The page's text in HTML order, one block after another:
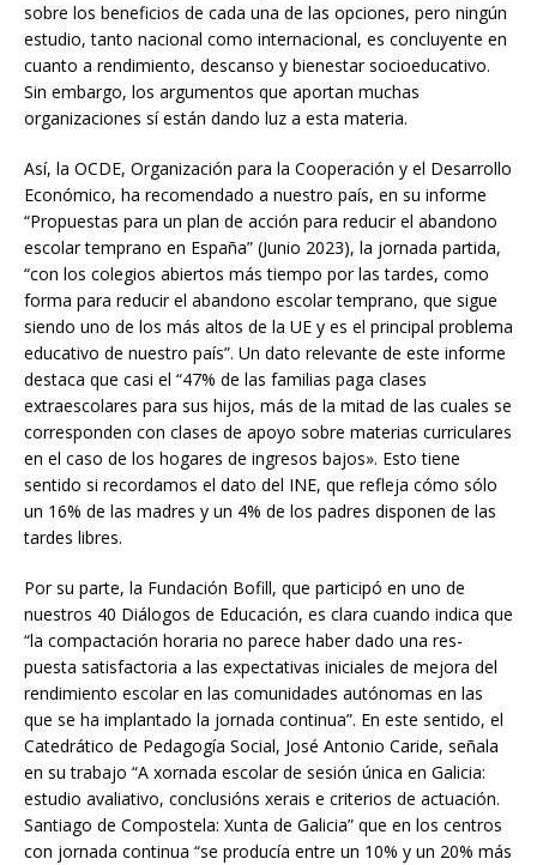
sobre los beneficios de cada una de las opciones, pero ningún
estudio, tanto nacional como internacional, es concluyente en
cuanto a rendimiento, descanso y bienestar socioeducativo.
Sin embargo, los argumentos que aportan muchas
organizaciones sí están dando luz a esta materia.
Así, la OCDE, Organización para la Cooperación y el Desarrollo
Económico, ha recomendado a nuestro país, en su informe
“Propuestas para un plan de acción para reducir el abandono
escolar temprano en España” (Junio 2023), la jornada partida,
“con los colegios abiertos más tiempo por las tardes, como
forma para reducir el abandono escolar temprano, que sigue
siendo uno de los más altos de la UE y es el principal problema
educativo de nuestro país”. Un dato relevante de este informe
destaca que casi el “47% de las familias paga clases
extraescolares para sus hijos, más de la mitad de las cuales se
corresponden con clases de apoyo sobre materias curriculares
en el caso de los hogares de ingresos bajos». Esto tiene
sentido si recordamos el dato del INE, que refleja cómo sólo
un 16% de las madres y un 4% de los padres disponen de las
tardes libres.
Por su parte, la Fundación Bofill, que participó en uno de
nuestros 40 Diálogos de Educación, es clara cuando indica que
“la compactación horaria no parece haber dado una res-
puesta satisfactoria a las expectativas iniciales de mejora del
rendimiento escolar en las comunidades autónomas en las
que se ha implantado la jornada continua”. En este sentido, el
Catedrático de Pedagogía Social, José Antonio Caride, señala
en su trabajo “A xornada escolar de sesión única en Galicia:
estudio avaliativo, conclusións xerais e criterios de actuación.
Santiago de Compostela: Xunta de Galicia” que en los centros
con jornada continua “se producía entre un 10% y un 20% más